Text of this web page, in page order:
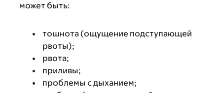
может быть:
тошнота (ощущение подступающей
рвоты);
рвота;
приливы;
проблемы с дыханием;